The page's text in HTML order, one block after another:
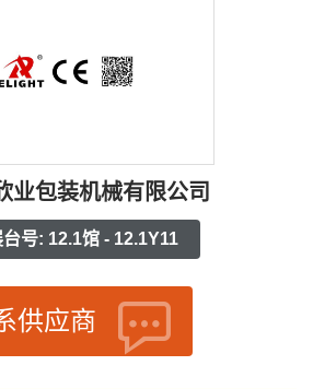
业包装机械有限公司
台号: 12.1馆 - 12.1Y11
供应商